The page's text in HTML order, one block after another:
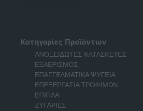
Κατηγορίες Προϊόντων
ΑΝΟΞΕΙΔΩΤΕΣ ΚΑΤΑΣΚΕΥΕΣ
ΕΞΑΕΡΙΣΜΟΣ
ΕΠΑΓΓΕΛΜΑΤΙΚΑ ΨΥΓΕΙΑ
ΕΠΕΞΕΡΓΑΣΙΑ ΤΡΟΦΙΜΩΝ
ΕΠΙΠΛΑ
ΖΥΓΑΡΙΕΣ